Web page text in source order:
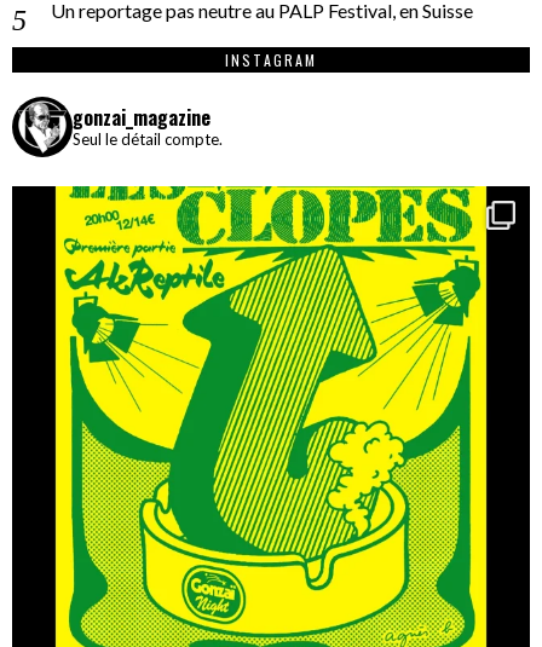
Un reportage pas neutre au PALP Festival, en Suisse
INSTAGRAM
gonzai_magazine
Seul le détail compte.